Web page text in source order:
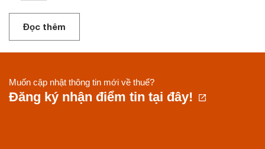
Đọc thêm
Muốn cập nhật thông tin mới về thuế?
Đăng ký nhận điểm tin tại đây!